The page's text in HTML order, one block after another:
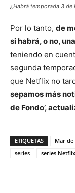
¿Habrá temporada 3
Por lo tanto, de
si habrá, o no,
teniendo en
segunda
que Netflix no
sepamos más
de Fondo’,
ETIQUETAS Mar de
series
series Netflix